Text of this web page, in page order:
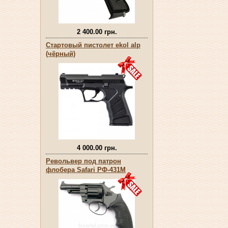
2 400.00 грн.
Стартовый пистолет ekol alp
(чёрный)
4 000.00 грн.
Револьвер под патрон
флобера Safari РФ-431М